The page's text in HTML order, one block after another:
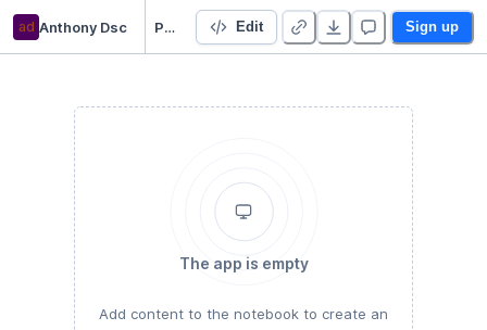
ad Anthony Dsc Prédiction du prix d'un ordinateur Edit Sign up
The app is empty
Add content to the notebook to create an